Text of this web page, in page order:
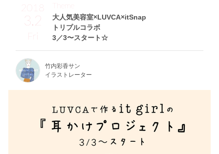
2018
3.2
Fri
大人気美容室×LUVCA×itSnap
トリプルコラボ
3／3〜スタート☆
Theme
竹内彩香サン
イラストレーター